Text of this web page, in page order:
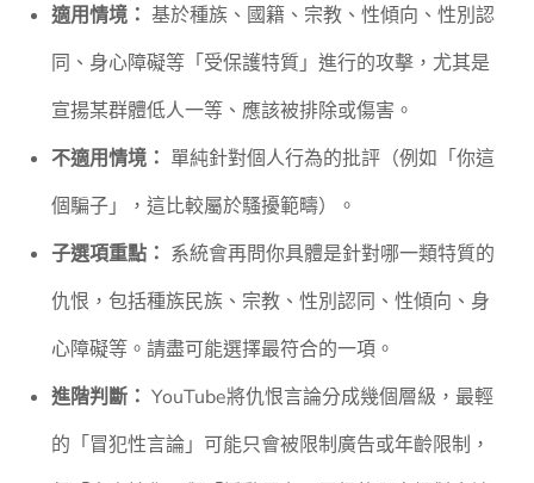
適用情境： 基於種族、國籍、宗教、性傾向、性別認
同、身心障礙等「受保護特質」進行的攻擊，尤其是
宣揚某群體低人一等、應該被排除或傷害。
不適用情境： 單純針對個人行為的批評（例如「你這
個騙子」，這比較屬於騷擾範疇）。
子選項重點： 系統會再問你具體是針對哪一類特質的
仇恨，包括種族民族、宗教、性別認同、性傾向、身
心障礙等。請盡可能選擇最符合的一項。
進階判斷： YouTube將仇恨言論分成幾個層級，最輕
的「冒犯性言論」可能只會被限制廣告或年齡限制，